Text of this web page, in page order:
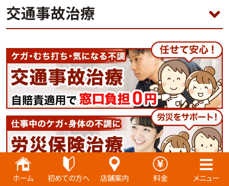
ホーム 初めての方へ 店舗案内 料金 メニュー
交通事故治療